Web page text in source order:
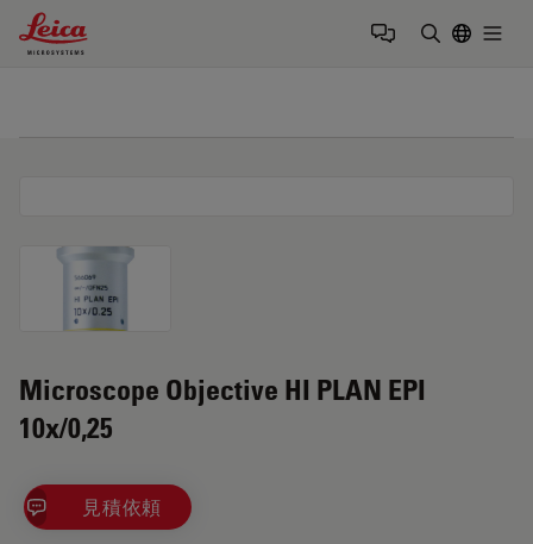
Leica Microsystems Logo
Microscope Objective HI PLAN EPI
10x/0,25
見積依頼